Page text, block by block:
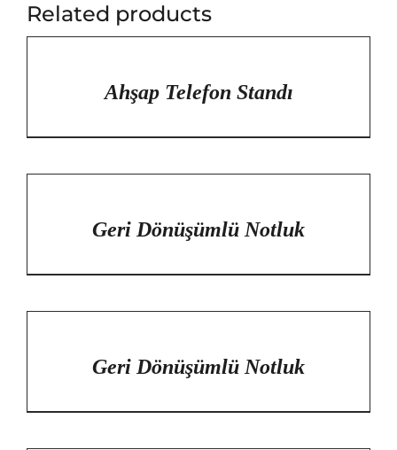
Related products
Ahşap Telefon Standı
Geri Dönüşümlü Notluk
Geri Dönüşümlü Notluk